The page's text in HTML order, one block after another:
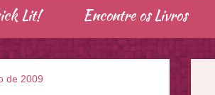
Lit! Encontre os Livros
de 2009